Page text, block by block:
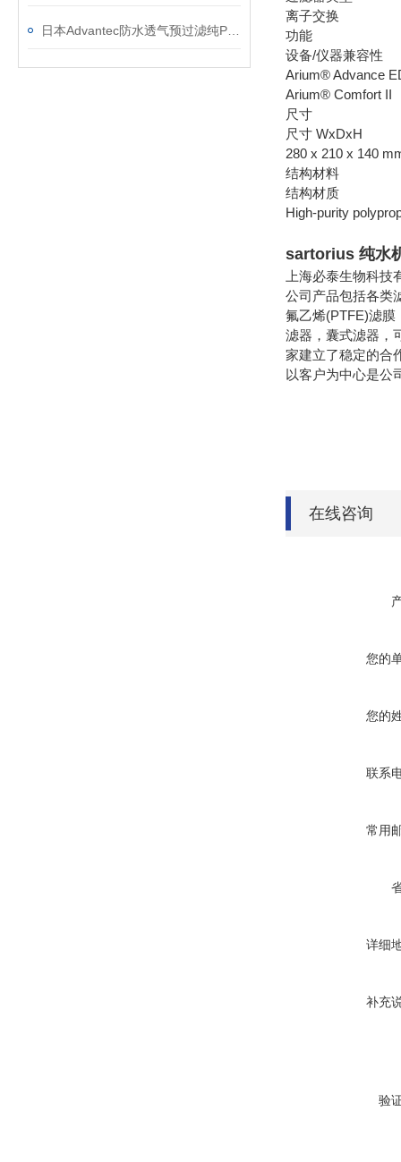
离子交换
功能
设备/仪器兼容性
Arium® Advance
Arium® Comfort II
尺寸
尺寸 WxDxH
280 x 210 x 140
结构材料
结构材质
High-purity
sartorius 纯水
上海必泰生物科
公司产品包括各类
氟乙烯(PTFE)滤膜
滤器，囊式滤器，
家建立了稳定的合
以客户为中心是公
在线咨询
您的
您的
联系
常用
详细
补充
验